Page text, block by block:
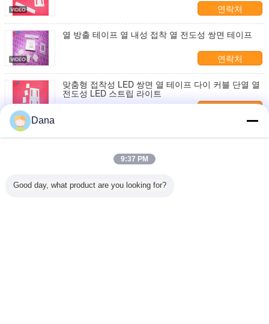
연락처
열 방출 테이프 열 내성 접착 열 전도성 쌍면 테이프
연락처
맞춤형 접착성 LED 쌍면 열 테이프 다이 커블 단열 열
전도성 LED 스트립 라이트
Dana
9:37 PM
Good day, what product are you looking for?